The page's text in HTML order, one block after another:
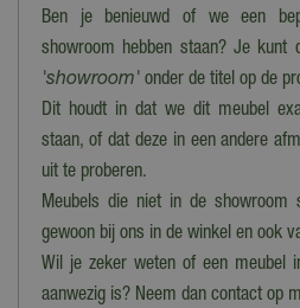
Ben je benieuwd of we een
showroom hebben staan? Je kunt
'showroom' onder de titel op de
Dit houdt in dat we dit meubel
staan, of dat deze in een andere
uit te proberen.
Meubels die niet in de showroom
gewoon bij ons in de winkel en ook
Wil je zeker weten of een meubel
aanwezig is? Neem dan contact op